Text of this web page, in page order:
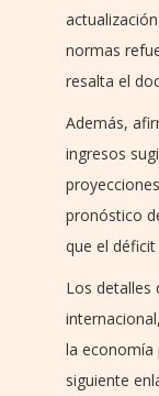
normas
resalta el
Además,
ingresos
pronóstico
que el
Los detalles
la economía
siguiente